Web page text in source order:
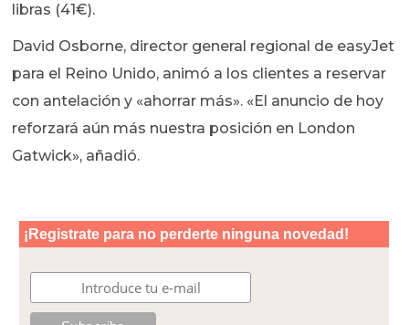
libras (41€).
David Osborne, director general regional de easyJet
para el Reino Unido, animó a los clientes a reservar
con antelación y «ahorrar más». «El anuncio de hoy
reforzará aún más nuestra posición en London
Gatwick», añadió.